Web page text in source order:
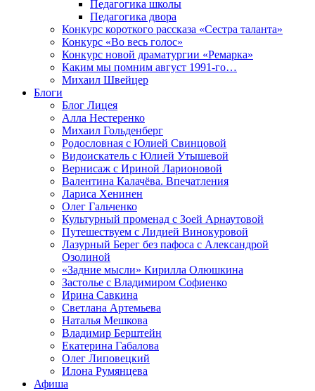
Педагогика школы
Педагогика двора
Конкурс короткого рассказа «Сестра таланта»
Конкурс «Во весь голос»
Конкурс новой драматургии «Ремарка»
Каким мы помним август 1991-го…
Михаил Швейцер
Блоги
Блог Лицея
Алла Нестеренко
Михаил Гольденберг
Родословная с Юлией Свинцовой
Видоискатель с Юлией Утышевой
Вернисаж с Ириной Ларионовой
Валентина Калачёва. Впечатления
Лариса Хенинен
Олег Гальченко
Культурный променад с Зоей Арнаутовой
Путешествуем с Лидией Винокуровой
Лазурный Берег без пафоса с Александрой
Озолиной
«Задние мысли» Кирилла Олюшкина
Застолье с Владимиром Софиенко
Ирина Савкина
Светлана Артемьева
Наталья Мешкова
Владимир Берштейн
Екатерина Габалова
Олег Липовецкий
Илона Румянцева
Афиша